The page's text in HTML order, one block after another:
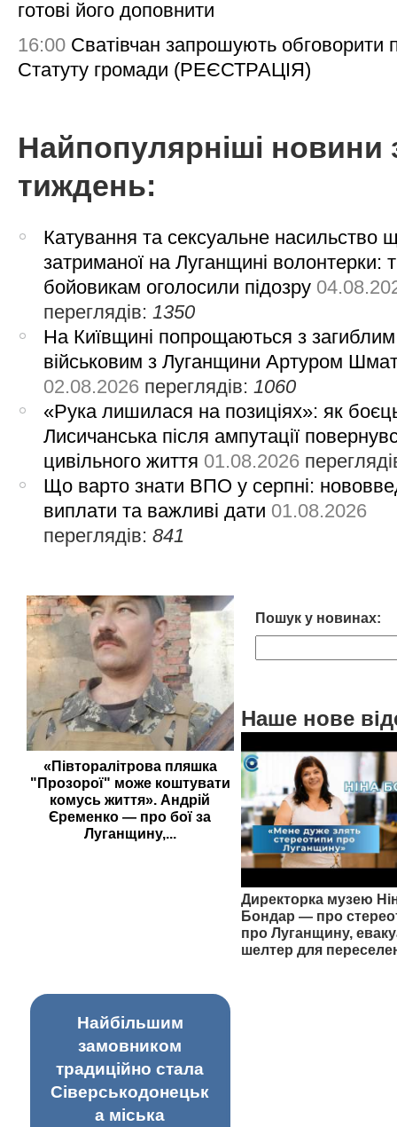
готові його доповнити
16:00 Сватівчан запрошують обговорити
Статуту громади (РЕЄСТРАЦІЯ)
Найпопулярніші новини
тиждень:
Катування та сексуальне насильство
затриманої на Луганщині волонтерки:
бойовикам оголосили підозру
переглядів: 1350
На Київщині попрощаються з загиблим
військовим з Луганщини Артуром
02.08.2026 переглядів: 1060
«Рука лишилася на позиціях»: як
Лисичанська після ампутації
цивільного життя 01.08.2026
Що варто знати ВПО у серпні:
виплати та важливі дати 01.08.2026
переглядів:841
«Півторалітрова пляшка
"Прозорої" може коштувати
комусь життя». Андрій
Єременко — про бої за
Луганщину,...
Пошук у новинах:
Наше нове
Директорка музею
Бондар — про
про Луганщину,
шелтер для
Найбільшим
замовником
традиційно стала
Сіверськодонецьк
а міська